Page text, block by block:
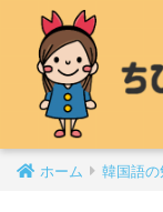
ホーム 韓国語の